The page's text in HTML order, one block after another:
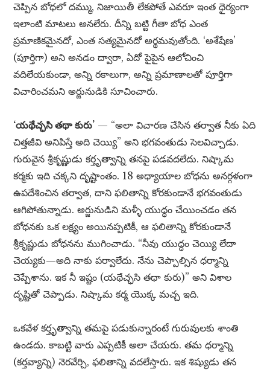
చెప్పిన బోధలో దమ్ము, నిజాయితీ లేకపోతే ఎవరూ ఇంత ధైర్యంగా
ఇలాంటి మాటలు అనలేరు. దీన్ని బట్టి గీతా బోధ ఎంత
ప్రమాణికమైనదో, ఎంత సత్యమైనదో అర్థమవుతోంది. ‘అశేషేణ’
(పూర్తిగా) అని అనడం ద్వారా, ఏదో పైపైన ఆలోచించి
వదిలేయకుండా, అన్ని రకాలుగా, అన్ని ప్రమాణాలతో పూర్తిగా
విచారించమని అర్జునుడికి సూచించారు.
‘యథేచ్ఛసి తథా కురు’ — “అలా విచారణ చేసిన తర్వాత నీకు ఏది
చిత్తజీవి అనిపిస్తే అది చెయ్యి” అని భగవంతుడు సెలవిచ్చాడు.
గురువైన శ్రీకృష్ణుడు కర్తృత్వాన్ని తనపై పడవదలేదు. నిష్కామ
కర్మకు ఇది చక్కని దృష్టాంతం. 18 అధ్యాయాల బోధను అనర్గళంగా
ఉపదేశించిన తర్వాత, దాని ఫలితాన్ని కోరకుండానే భగవంతుడు
ఆగిపోతున్నాడు. అర్జునుడిని మళ్ళీ యుద్ధం చేయించడం తన
బోధనకు ఒక లక్ష్యం అయినప్పటికీ, ఆ ఫలితాన్ని కోరకుండానే
శ్రీకృష్ణుడు బోధనను ముగించాడు. “నీవు యుద్ధం చెయ్యి లేదా
చెయ్యకు—అది నాకు పర్వాలేదు. నేను చెప్పాల్సిన ధర్మాన్ని
చెప్పేశాను. ఇక నీ ఇష్టం (యథేచ్ఛసి తథా కురు)” అని విశాల
దృష్టితో చెప్పాడు. నిష్కామ కర్మ యొక్క మచ్చ ఇది.
ఒకవేళ కర్తృత్వాన్ని తమపై పడుకున్నారంటే గురువులకు శాంతి
ఉండదు. కాబట్టి వారు ఎప్పటికీ అలా చేయరు. తమ ధర్మాన్ని
(కర్తవ్యాన్ని) నెరవేర్చి, ఫలితాన్ని వదలేస్తారు. ఇక శిష్యుడు తన